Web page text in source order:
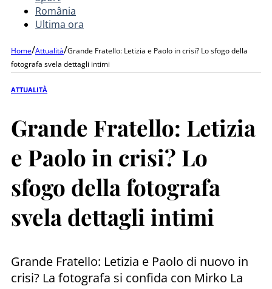
România
Ultima ora
Home/Attualità/Grande Fratello: Letizia e Paolo in crisi? Lo sfogo della
fotografa svela dettagli intimi
ATTUALITÀ
Grande Fratello: Letizia
e Paolo in crisi? Lo
sfogo della fotografa
svela dettagli intimi
Grande Fratello: Letizia e Paolo di nuovo in
crisi? La fotografa si confida con Mirko La